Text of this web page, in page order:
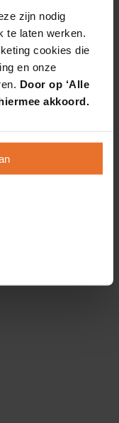
zijn nodig
te laten werken.
cookies die
en onze
Door op ‘Alle
akkoord.